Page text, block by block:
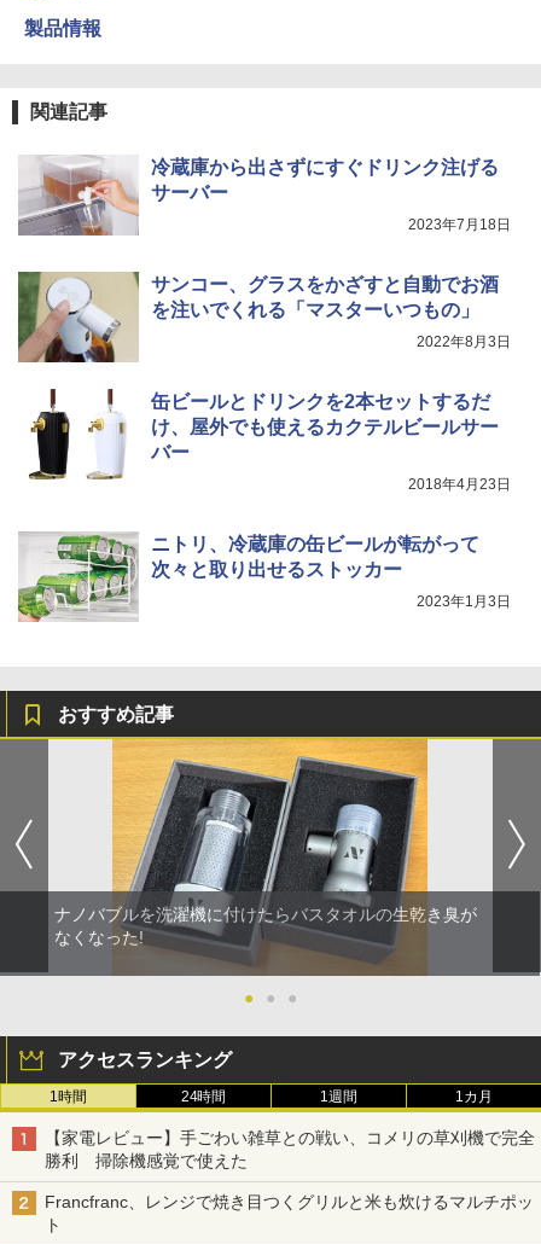
製品情報
関連記事
冷蔵庫から出さずにすぐドリンク注げる
サーバー
2023年7月18日
サンコー、グラスをかざすと自動でお酒
を注いでくれる「マスターいつもの」
2022年8月3日
缶ビールとドリンクを2本セットするだ
け、屋外でも使えるカクテルビールサー
バー
2018年4月23日
ニトリ、冷蔵庫の缶ビールが転がって
次々と取り出せるストッカー
2023年1月3日
おすすめ記事
ナノバブルを洗濯機に付けたらバスタオルの生乾き臭が
なくなった!
● ● ●
アクセスランキング
1時間 24時間 1週間 1カ月
【家電レビュー】手ごわい雑草との戦い、コメリの草刈機で完全
勝利 掃除機感覚で使えた
Francfranc、レンジで焼き目つくグリルと米も炊けるマルチポッ
ト